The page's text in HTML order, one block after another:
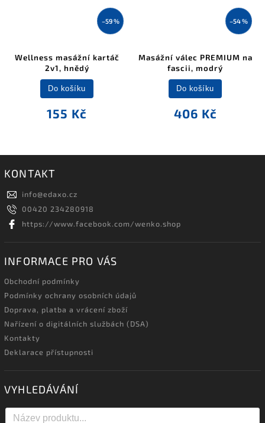
–59 %
Wellness masážní kartáč
2v1, hnědý
155 Kč
Do košíku
–54 %
Masážní válec PREMIUM na
fascii, modrý
406 Kč
Do košíku
KONTAKT
info@edaxo.cz
00420 234280918
https://www.facebook.com/wenko.shop
INFORMACE PRO VÁS
Obchodní podmínky
Podmínky ochrany osobních údajů
Doprava, platba a vrácení zboží
Nařízení o digitálních službách (DSA)
Kontakty
Deklarace přístupnosti
VYHLEDÁVÁNÍ